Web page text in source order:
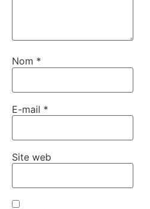
Nom *
E-mail *
Site web